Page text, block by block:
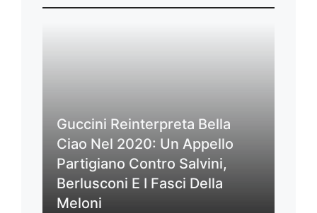
Guccini Reinterpreta Bella
Ciao Nel 2020: Un Appello
Partigiano Contro Salvini,
Berlusconi E I Fasci Della
Meloni